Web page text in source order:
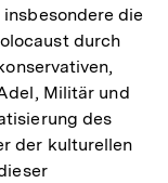
die
durch
Militär und
des
der kulturellen